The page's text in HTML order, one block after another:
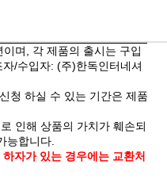
며, 각 제품의 출시는 구입
/수입자: (주)한독인터네셔
청 하실 수 있는 기간은 제품
인해 상품의 가치가 훼손되
능합니다.
자가 있는 경우에는 교환처